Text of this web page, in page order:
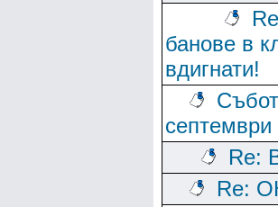
банове в
вдигнати!
Re:
Re: